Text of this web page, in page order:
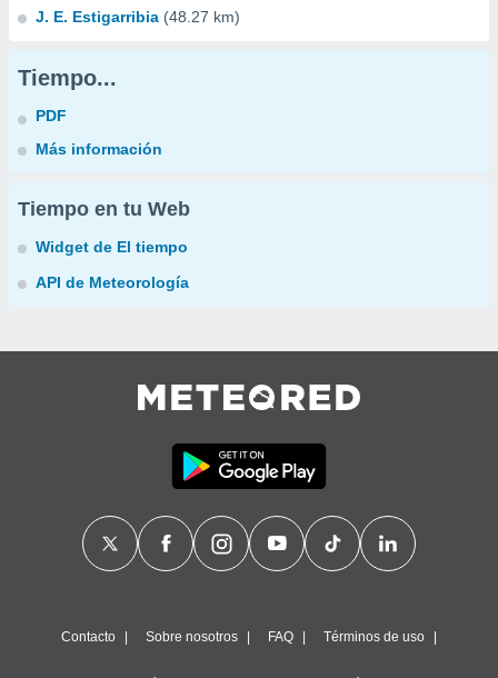
J. E. Estigarribia (48.27 km)
Tiempo...
PDF
Más información
Tiempo en tu Web
Widget de El tiempo
API de Meteorología
Contacto Sobre nosotros FAQ Términos de uso